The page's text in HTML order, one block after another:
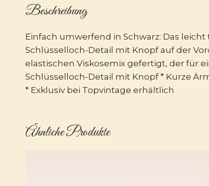
Beschreibung
Einfach umwerfend in Schwarz: Das
Schlüsselloch-Detail mit Knopf auf der
elastischen Viskosemix gefertigt, der für
Schlüsselloch-Detail mit Knopf * Kurze
* Exklusiv bei Topvintage erhältlich
Ähnliche Produkte